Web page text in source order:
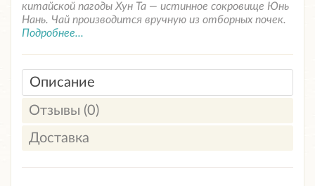
китайской пагоды Хун Та — истинное сокровище Юнь
Нань. Чай производится вручную из отборных почек.
Подробнее...
Описание
Отзывы (0)
Доставка